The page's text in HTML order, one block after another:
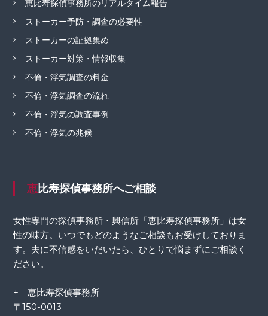
恵比寿探偵事務所のリアルタイム報告
ストーカー予防・調査の必要性
ストーカーの証拠集め
ストーカー対策・情報収集
不倫・浮気調査の料金
不倫・浮気調査の流れ
不倫・浮気の調査事例
不倫・浮気の兆候
恵比寿探偵事務所へご相談
女性専門の探偵事務所・興信所「恵比寿探偵事務所」は女
性の味方。いつでもどのようなご相談もお受けしておりま
す。夫に不信感をいだいたら、ひとりで悩まずにご相談く
ださい。
+ 恵比寿探偵事務所
〒150-0013